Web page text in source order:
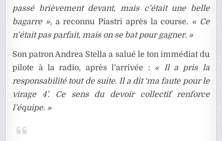
passé brièvement devant, mais c’était une belle
bagarre », a reconnu Piastri après la course. « Ce
n’était pas parfait, mais on se bat pour gagner. »
Son patron Andrea Stella a salué le ton immédiat du
pilote à la radio, après l’arrivée : « Il a pris la
responsabilité tout de suite. Il a dit ‘ma faute pour le
virage 4’. Ce sens du devoir collectif renforce
l’équipe. »